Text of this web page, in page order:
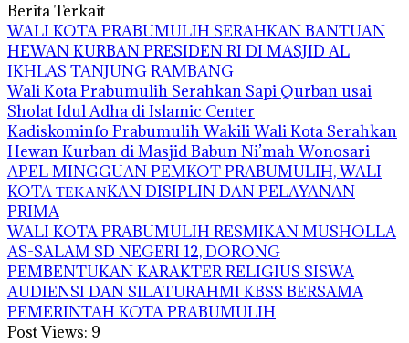
Berita Terkait
WALI KOTA PRABUMULIH SERAHKAN BANTUAN
HEWAN KURBAN PRESIDEN RI DI MASJID AL
IKHLAS TANJUNG RAMBANG
Wali Kota Prabumulih Serahkan Sapi Qurban usai
Sholat Idul Adha di Islamic Center
Kadiskominfo Prabumulih Wakili Wali Kota Serahkan
Hewan Kurban di Masjid Babun Ni’mah Wonosari
APEL MINGGUAN PEMKOT PRABUMULIH, WALI
KOTA ΤΕΚΑΝKAN DISIPLIN DAN PELAYANAN
PRIMA
WALI KOTA PRABUMULIH RESMIKAN MUSHOLLA
AS-SALAM SD NEGERI 12, DORONG
PEMBENTUKAN KARAKTER RELIGIUS SISWA
AUDIENSI DAN SILATURAHMI KBSS BERSAMA
PEMERINTAH KOTA PRABUMULIH
Post Views: 9